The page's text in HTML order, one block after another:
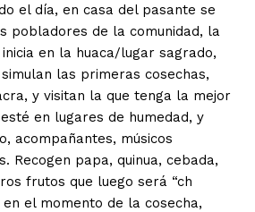
el día, en casa del pasante se
pobladores de la comunidad, la
en la huaca/lugar sagrado,
las primeras cosechas,
y visitan la que tenga la mejor
en lugares de humedad, y
acompañantes, músicos
Recogen papa, quinua, cebada,
frutos que luego será “ch
el momento de la cosecha,